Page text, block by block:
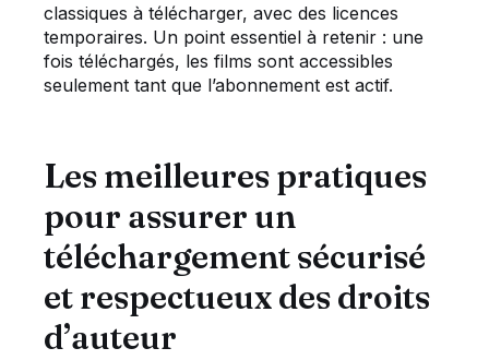
classiques à télécharger, avec des licences
temporaires. Un point essentiel à retenir : une
fois téléchargés, les films sont accessibles
seulement tant que l’abonnement est actif.
Les meilleures pratiques
pour assurer un
téléchargement sécurisé
et respectueux des droits
d’auteur